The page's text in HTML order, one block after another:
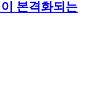
본격화되는